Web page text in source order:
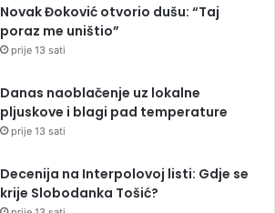
Novak Đoković otvorio dušu: “Taj
poraz me uništio”
prije 13 sati
Danas naoblačenje uz lokalne
pljuskove i blagi pad temperature
prije 13 sati
Decenija na Interpolovoj listi: Gdje se
krije Slobodanka Tošić?